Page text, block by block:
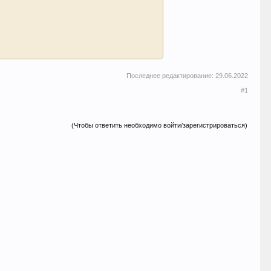
Последнее редактирование: 29.06.2022
#1
(Чтобы ответить необходимо войти/зарегистрироваться)